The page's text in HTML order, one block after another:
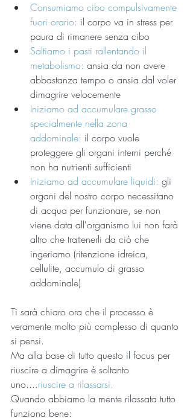
Consumiamo cibo compulsivamente
fuori orario: il corpo va in stress per
paura di rimanere senza cibo
Saltiamo i pasti rallentando il
metabolismo: ansia da non avere
abbastanza tempo o ansia dal voler
dimagrire velocemente
Iniziamo ad accumulare grasso
specialmente nella zona
addominale: il corpo vuole
proteggere gli organi interni perché
non ha nutrienti sufficienti
Iniziamo ad accumulare liquidi: gli
organi del nostro corpo necessitano
di acqua per funzionare, se non
viene data all'organismo lui non farà
altro che trattenerli da ciò che
ingeriamo (ritenzione idreica,
cellulite, accumulo di grasso
addominale)
Ti sarà chiaro ora che il processo è
veramente molto più complesso di quanto
si pensi.
Ma alla base di tutto questo il focus per
riuscire a dimagrire è soltanto
uno....riuscire a rilassarsi.
Quando abbiamo la mente rilassata tutto
funziona bene: